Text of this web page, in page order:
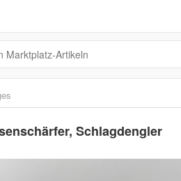
Schlagdengler